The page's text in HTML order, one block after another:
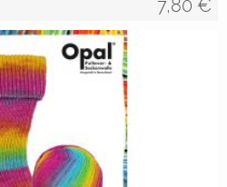
7,80 €